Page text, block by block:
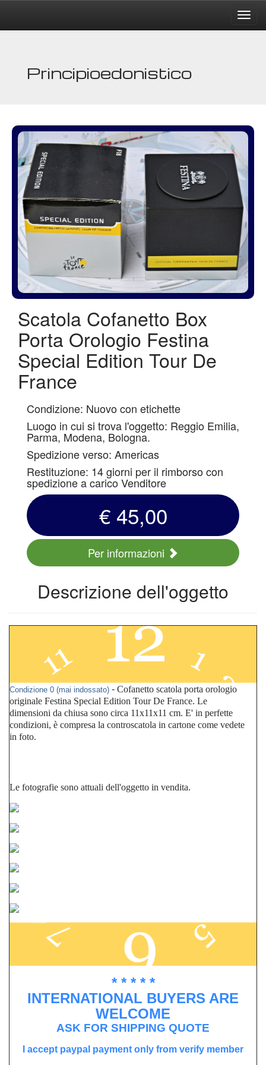
Principioedonistico
Scatola Cofanetto Box
Porta Orologio Festina
Special Edition Tour De
France
Condizione: Nuovo con etichette
Luogo in cui si trova l'oggetto: Reggio Emilia,
Parma, Modena, Bologna.
Spedizione verso: Americas
Restituzione: 14 giorni per il rimborso con
spedizione a carico Venditore
€ 45,00
Per informazioni
Descrizione dell'oggetto
Condizione 0 (mai indossato) - Cofanetto scatola porta orologio
originale Festina Special Edition Tour De France. Le
dimensioni da chiusa sono circa 11x11x11 cm. E' in perfette
condizioni, è compresa la controscatola in cartone come vedete
in foto.
Le fotografie sono attuali dell'oggetto in vendita.
* * * * *
INTERNATIONAL BUYERS ARE
WELCOME
ASK FOR SHIPPING QUOTE
I accept paypal payment only from verify member